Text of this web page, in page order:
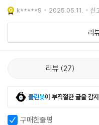
성장하는 두 아이의 미소가 오
햇님처럼 빨갛게, 보석처럼 빛
k*****9 2025.05.11. 신
리
리뷰 27
클린봇이 부적절한 글을 감
구매한줄평